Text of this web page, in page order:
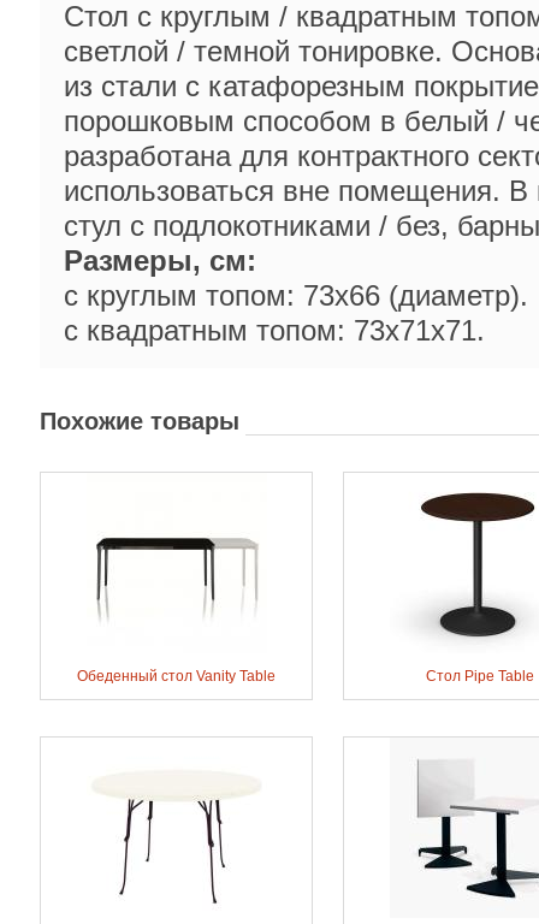
Стол с круглым / квадратным
светлой / темной тонировке.
из стали с катафорезным
порошковым способом в белый /
разработана для контрактного
использоваться вне помещения. В
стул с подлокотниками / без,
Размеры, см:
с круглым топом: 73х66 (диаметр).
с квадратным топом: 73х71х71.
Похожие товары
Обеденный стол Vanity Table Стол Pipe Table